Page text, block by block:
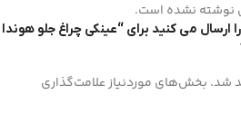
نوشته نشده است.
ارسال می کنید برای “عینکی چراغ جلو هوندا
شد. بخش‌های موردنیاز علامت‌گذاری